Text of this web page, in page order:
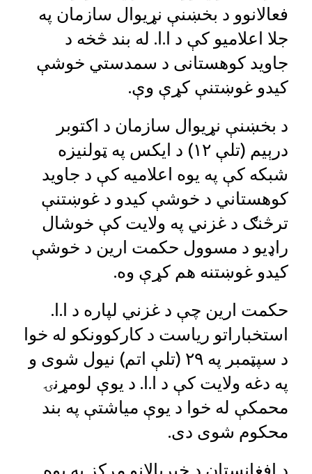
فعالانوو د بخښنې نړیوال سازمان په
جلا اعلامیو کې د ا.ا. له بند څخه د
جاوید کوهستانی د سمدستي خوشې
کیدو غوښتنې کړې وې.
د بخښنې نړیوال سازمان د اکتوبر
درېیم (تلې ۱۲) د ایکس په ټولنیزه
شبکه کې په یوه اعلامیه کې د جاوید
کوهستاني د خوشې کیدو د غوښتنې
ترڅنګ د غزني په ولایت کې خوشال
راډیو د مسوول حکمت ارین د خوشې
کیدو غوښتنه هم کړې وه.
حکمت ارین چې د غزني لپاره د ا.ا.
استخباراتو ریاست د کارکوونکو له خوا
د سپټمبر په ۲۹ (تلې اتم) نیول شوی و
په دغه ولایت کې د ا.ا. د یوې لومړنۍ
محمکې له خوا د یوې میاشتې په بند
محکوم شوی دی.
د افغانستان د خبریالانو مرکز په یوه